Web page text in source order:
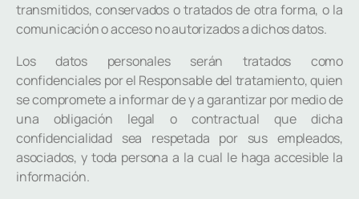
transmitidos, conservados o tratados de otra forma, o la
comunicación o acceso no autorizados a dichos datos.
Los datos personales serán tratados como
confidenciales por el Responsable del tratamiento, quien
se compromete a informar de y a garantizar por medio de
una obligación legal o contractual que dicha
confidencialidad sea respetada por sus empleados,
asociados, y toda persona a la cual le haga accesible la
información.